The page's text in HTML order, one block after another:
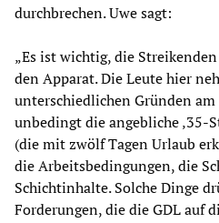
durchbrechen. Uwe sagt:
„Es ist wichtig, die
den Apparat. Die Leute hier
unterschiedlichen Gründen
unbedingt die angebliche ‚35-
(die mit zwölf Tagen Urlaub
die Arbeitsbedingungen, die
Schichtinhalte. Solche Dinge
Forderungen, die die GDL auf